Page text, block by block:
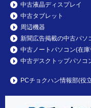
中古液晶ディスプレイ
中古タブレット
周辺機器
新聞広告掲載の中古パソ
中古ノートパソコン(在
中古デスクトップパソコ
PCチョクハン情報部(役